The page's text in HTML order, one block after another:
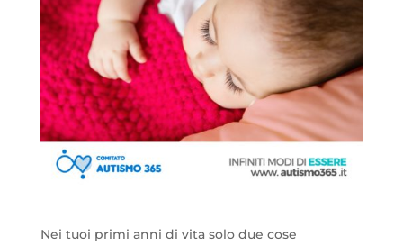
Nei tuoi primi anni di vita solo due cose